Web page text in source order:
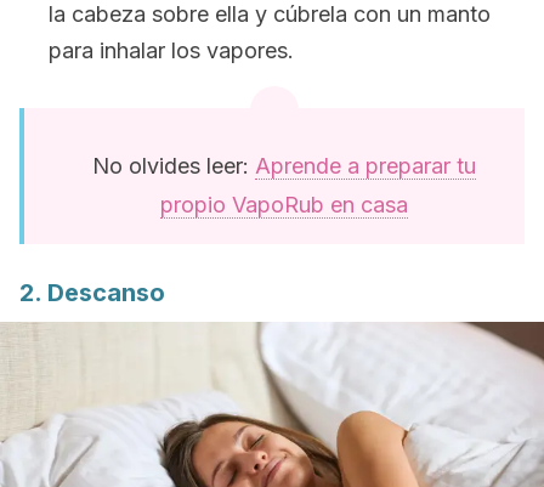
la cabeza sobre ella y cúbrela con un manto
para inhalar los vapores.
No olvides leer: Aprende a preparar tu
propio VapoRub en casa
2. Descanso